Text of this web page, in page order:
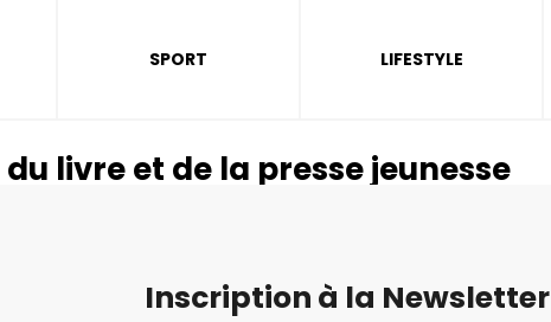
SPORT LIFESTYLE
livre et de la presse jeunesse
Inscription à la Newsletter